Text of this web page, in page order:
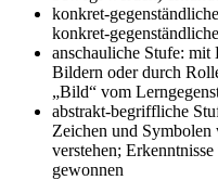
konkret-
konkret-
anschauliche Stufe:
Bildern oder durch
„Bild“ vom
abstrakt-begriffliche
Zeichen und Symbolen
verstehen;
gewonnen